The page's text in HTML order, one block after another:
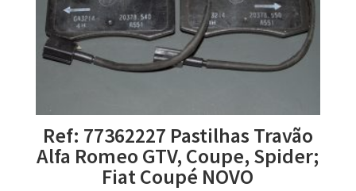
Ref: 77362227 Pastilhas Travão
Alfa Romeo GTV, Coupe, Spider;
Fiat Coupé NOVO